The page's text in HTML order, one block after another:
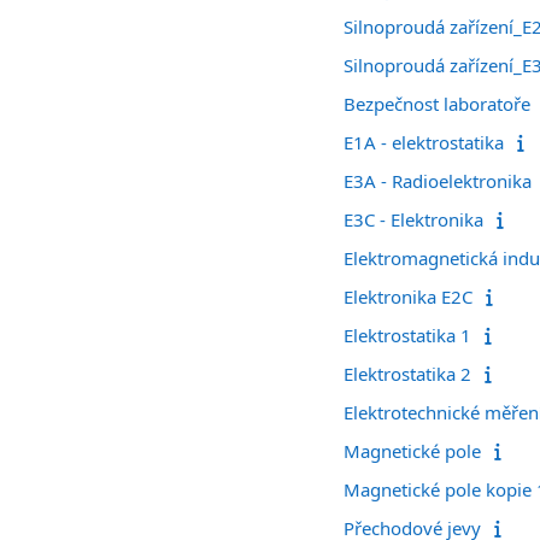
Silnoproudá
Silnoproudá
Bezpečnost laboratoře
E1A - elektrostatika
E3A - Radioelektronika
E3C - Elektronika
Elektromagnetická
Elektronika E2C
Elektrostatika 1
Elektrostatika 2
Elektrotechnické
Magnetické pole
Magnetické pole kopie
Přechodové jevy